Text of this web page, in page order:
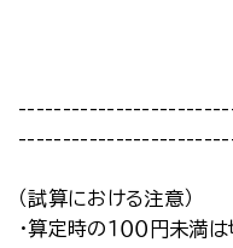
（試算における注意）
・算定時の１００円未満